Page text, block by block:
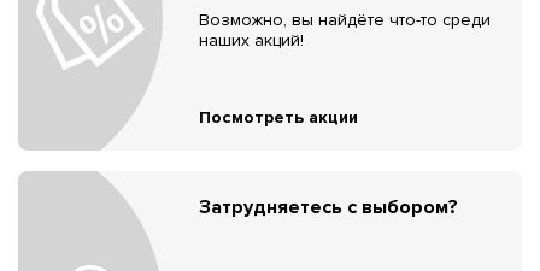
Возможно, вы найдёте что-то среди
наших акций!
Посмотреть акции
Затрудняетесь с выбором?